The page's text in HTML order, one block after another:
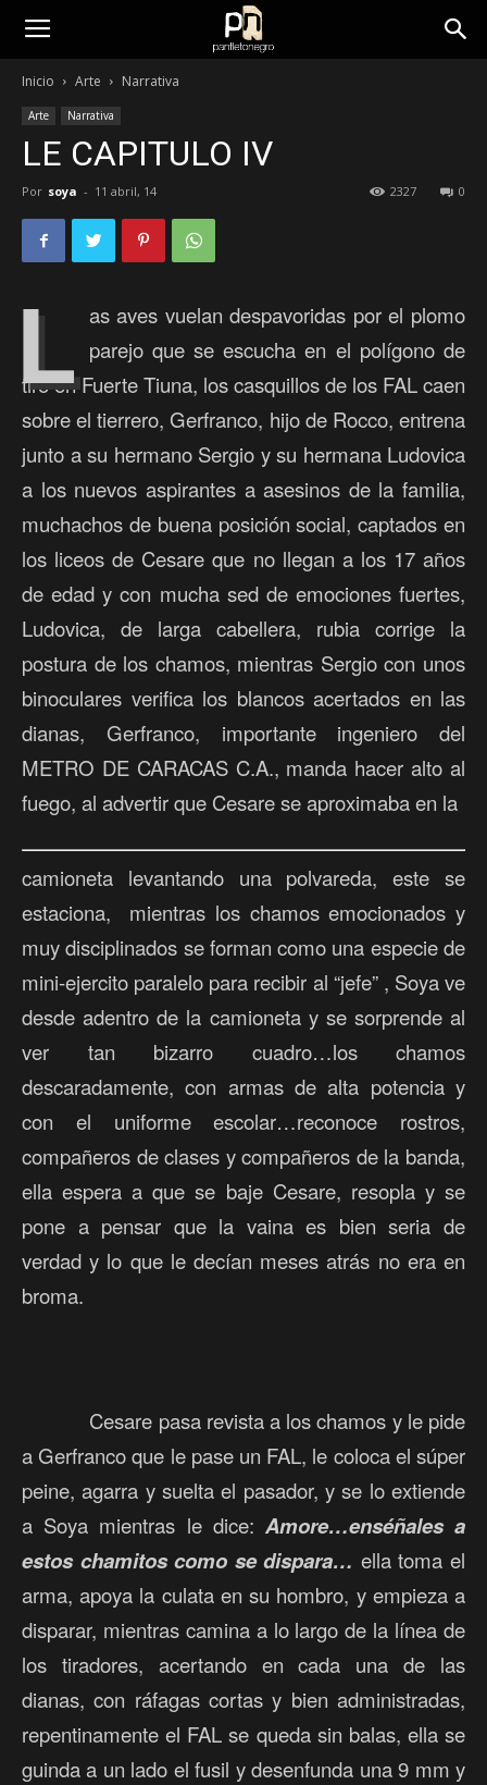
panfletonegro
Inicio Arte Narrativa
Arte Narrativa
LE CAPITULO IV
Por soya - 11 abril, 14 0
2327
L as aves vuelan despavoridas por el plomo
parejo que se escucha en el polígono de
tiro en Fuerte Tiuna, los casquillos de los FAL caen
sobre el tierrero, Gerfranco, hijo de Rocco, entrena
junto a su hermano Sergio y su hermana Ludovica
a los nuevos aspirantes a asesinos de la familia,
muchachos de buena posición social, captados en
los liceos de Cesare que no llegan a los 17 años
de edad y con mucha sed de emociones fuertes,
Ludovica, de larga cabellera, rubia corrige la
postura de los chamos, mientras Sergio con unos
binoculares verifica los blancos acertados en las
dianas, Gerfranco, importante ingeniero del
METRO DE CARACAS C.A., manda hacer alto al
fuego, al advertir que Cesare se aproximaba en la
camioneta levantando una polvareda, este se
estaciona, mientras los chamos emocionados y
muy disciplinados se forman como una especie de
mini-ejercito paralelo para recibir al “jefe” , Soya ve
desde adentro de la camioneta y se sorprende al
ver tan bizarro cuadro…los chamos
descaradamente, con armas de alta potencia y
con el uniforme escolar…reconoce rostros,
compañeros de clases y compañeros de la banda,
ella espera a que se baje Cesare, resopla y se
pone a pensar que la vaina es bien seria de
verdad y lo que le decían meses atrás no era en
broma.
Cesare pasa revista a los chamos y le pide
a Gerfranco que le pase un FAL, le coloca el súper
peine, agarra y suelta el pasador, y se lo extiende
a Soya mientras le dice: Amore…enséñales a
estos chamitos como se dispara… ella toma el
arma, apoya la culata en su hombro, y empieza a
disparar, mientras camina a lo largo de la línea de
los tiradores, acertando en cada una de las
dianas, con ráfagas cortas y bien administradas,
repentinamente el FAL se queda sin balas, ella se
guinda a un lado el fusil y desenfunda una 9 mm y